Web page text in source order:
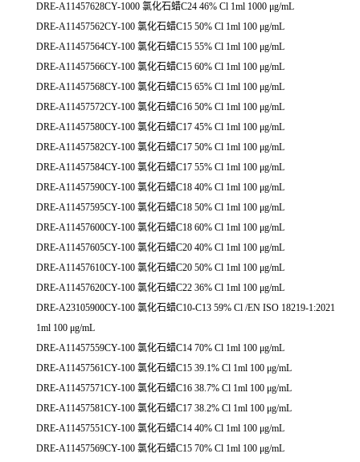
DRE-A11457628CY-1000 氯化石蜡C24 46% Cl 1ml 1000 μg/mL
DRE-A11457562CY-100 氯化石蜡C15 50% Cl 1ml 100 μg/mL
DRE-A11457564CY-100 氯化石蜡C15 55% Cl 1ml 100 μg/mL
DRE-A11457566CY-100 氯化石蜡C15 60% Cl 1ml 100 μg/mL
DRE-A11457568CY-100 氯化石蜡C15 65% Cl 1ml 100 μg/mL
DRE-A11457572CY-100 氯化石蜡C16 50% Cl 1ml 100 μg/mL
DRE-A11457580CY-100 氯化石蜡C17 45% Cl 1ml 100 μg/mL
DRE-A11457582CY-100 氯化石蜡C17 50% Cl 1ml 100 μg/mL
DRE-A11457584CY-100 氯化石蜡C17 55% Cl 1ml 100 μg/mL
DRE-A11457590CY-100 氯化石蜡C18 40% Cl 1ml 100 μg/mL
DRE-A11457595CY-100 氯化石蜡C18 50% Cl 1ml 100 μg/mL
DRE-A11457600CY-100 氯化石蜡C18 60% Cl 1ml 100 μg/mL
DRE-A11457605CY-100 氯化石蜡C20 40% Cl 1ml 100 μg/mL
DRE-A11457610CY-100 氯化石蜡C20 50% Cl 1ml 100 μg/mL
DRE-A11457620CY-100 氯化石蜡C22 36% Cl 1ml 100 μg/mL
DRE-A23105900CY-100 氯化石蜡C10-C13 59% Cl /EN ISO 18219-1:2021
1ml 100 μg/mL
DRE-A11457559CY-100 氯化石蜡C14 70% Cl 1ml 100 μg/mL
DRE-A11457561CY-100 氯化石蜡C15 39.1% Cl 1ml 100 μg/mL
DRE-A11457571CY-100 氯化石蜡C16 38.7% Cl 1ml 100 μg/mL
DRE-A11457581CY-100 氯化石蜡C17 38.2% Cl 1ml 100 μg/mL
DRE-A11457551CY-100 氯化石蜡C14 40% Cl 1ml 100 μg/mL
DRE-A11457569CY-100 氯化石蜡C15 70% Cl 1ml 100 μg/mL